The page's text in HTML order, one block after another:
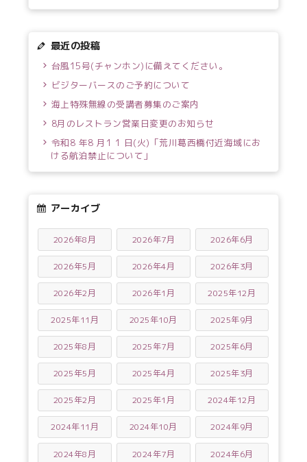
最近の投稿
台風15号(チャンホン)に備えてください。
ビジターバースのご予約について
海上特殊無線の受講者募集のご案内
8月のレストラン営業日変更のお知らせ
令和8 年8 月1 1 日(火)「荒川葛西橋付近海域にお
ける航泊禁止について」
アーカイブ
2026年8月 2026年7月 2026年6月
2026年5月 2026年4月 2026年3月
2026年2月 2026年1月 2025年12月
2025年11月 2025年10月 2025年9月
2025年8月 2025年7月 2025年6月
2025年5月 2025年4月 2025年3月
2025年2月 2025年1月 2024年12月
2024年11月 2024年10月 2024年9月
2024年8月 2024年7月 2024年6月